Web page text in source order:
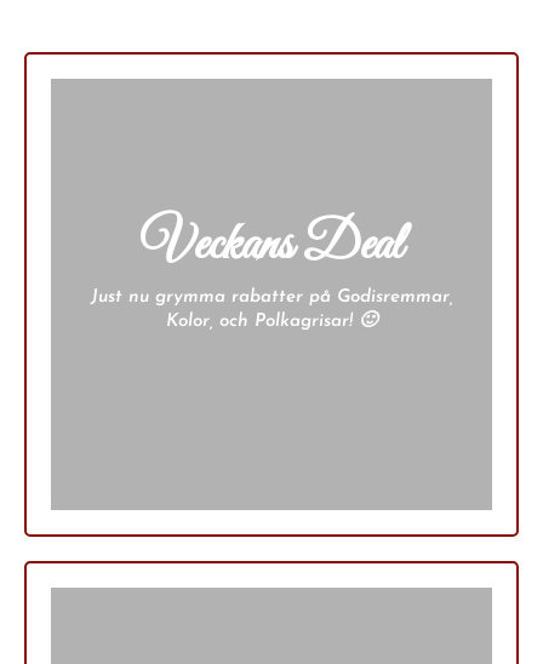
Veckans Deal
Just nu grymma rabatter på Godisremmar,
Kolor, och Polkagrisar! 🙂